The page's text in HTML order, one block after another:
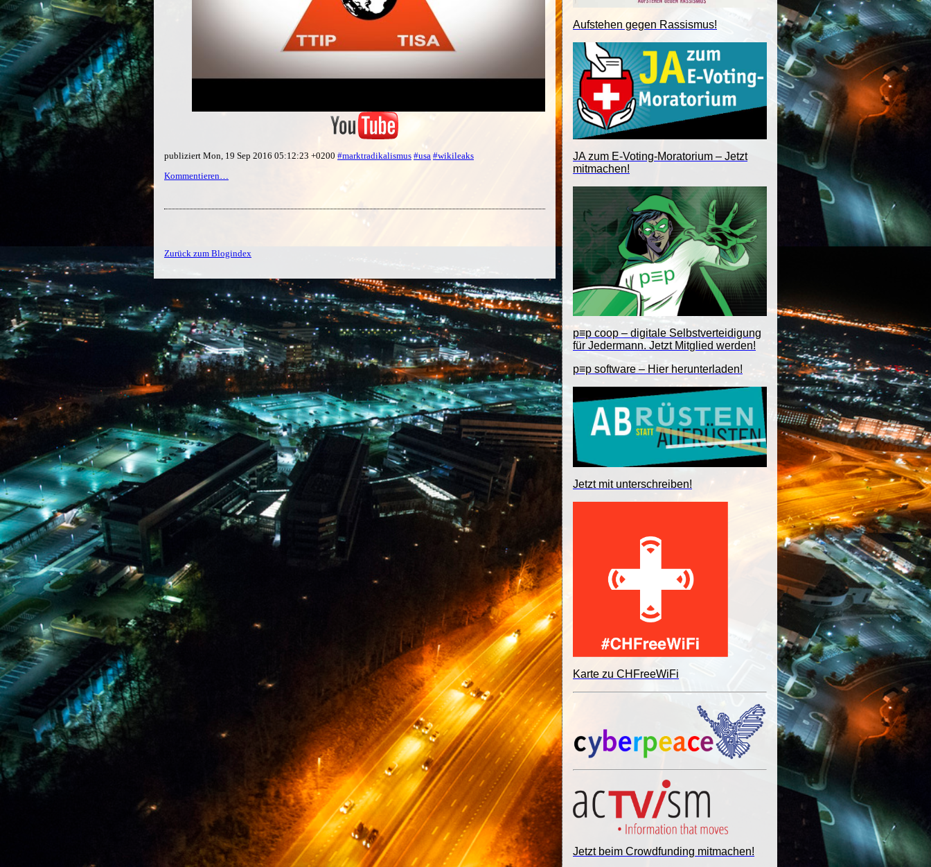
Aufstehen gegen Rassismus!
JA zum E-Voting-Moratorium – Jetzt
mitmachen!
p≡p coop – digitale Selbstverteidigung
für Jedermann. Jetzt Mitglied werden!
p≡p software – Hier herunterladen!
Jetzt mit unterschreiben!
Karte zu CHFreeWiFi
Jetzt beim Crowdfunding mitmachen!
publiziert Mon, 19 Sep 2016 05:12:23 +0200 #marktradikalismus #usa #wikileaks
Kommentieren…
Zurück zum Blogindex